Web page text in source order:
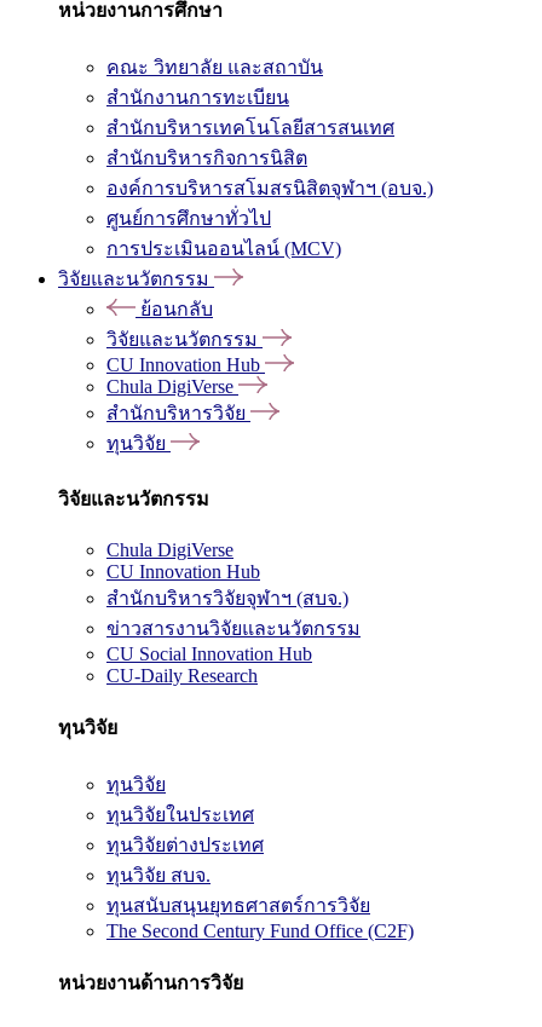
หน่วยงานการศึกษา
คณะ วิทยาลัย และสถาบัน
สำนักงานการทะเบียน
สำนักบริหารเทคโนโลยีสารสนเทศ
สำนักบริหารกิจการนิสิต
องค์การบริหารสโมสรนิสิตจุฬาฯ (อบจ.)
ศูนย์การศึกษาทั่วไป
การประเมินออนไลน์ (MCV)
วิจัยและนวัตกรรม
ย้อนกลับ
วิจัยและนวัตกรรม
CU Innovation Hub
Chula DigiVerse
สำนักบริหารวิจัย
ทุนวิจัย
วิจัยและนวัตกรรม
Chula DigiVerse
CU Innovation Hub
สำนักบริหารวิจัยจุฬาฯ (สบจ.)
ข่าวสารงานวิจัยและนวัตกรรม
CU Social Innovation Hub
CU-Daily Research
ทุนวิจัย
ทุนวิจัย
ทุนวิจัยในประเทศ
ทุนวิจัยต่างประเทศ
ทุนวิจัย สบจ.
ทุนสนับสนุนยุทธศาสตร์การวิจัย
The Second Century Fund Office (C2F)
หน่วยงานด้านการวิจัย